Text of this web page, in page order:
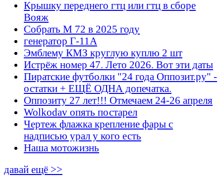
Крышку переднего гтц или гтц в сборе
Вояж
Собрать М 72 в 2025 году
генератор Г-11А
Эмблему КМЗ круглую куплю 2 шт
Истрёж номер 47. Лето 2026. Вот эти даты
Пиратские футболки "24 года Оппозит.ру" -
остатки + ЕЩЁ ОДНА допечатка.
Оппозиту 27 лет!!! Отмечаем 24-26 апреля
Wolkodav опять постарел
Чертеж флажка крепление фары с
надписью урал у кого есть
Наша мотожизнь
давай ещё >>